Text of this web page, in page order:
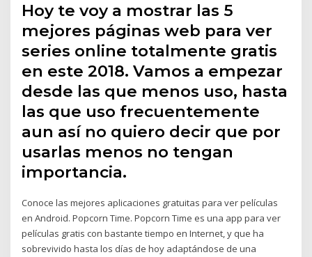
Hoy te voy a mostrar las 5
mejores páginas web para ver
series online totalmente gratis
en este 2018. Vamos a empezar
desde las que menos uso, hasta
las que uso frecuentemente
aun así no quiero decir que por
usarlas menos no tengan
importancia.
Conoce las mejores aplicaciones gratuitas para ver películas
en Android. Popcorn Time. Popcorn Time es una app para ver
películas gratis con bastante tiempo en Internet, y que ha
sobrevivido hasta los días de hoy adaptándose de una